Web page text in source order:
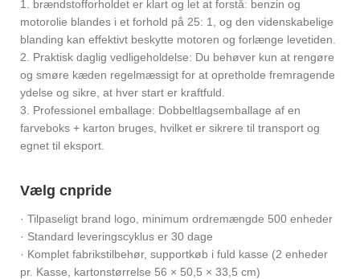
1. brændstofforholdet er klart og let at forstå: benzin og
motorolie blandes i et forhold på 25: 1, og den videnskabelige
blanding kan effektivt beskytte motoren og forlænge levetiden.
2. Praktisk daglig vedligeholdelse: Du behøver kun at rengøre
og smøre kæden regelmæssigt for at opretholde fremragende
ydelse og sikre, at hver start er kraftfuld.
3. Professionel emballage: Dobbeltlagsemballage af en
farveboks + karton bruges, hvilket er sikrere til transport og
egnet til eksport.
Vælg cnpride
· Tilpaseligt brand logo, minimum ordremængde 500 enheder
· Standard leveringscyklus er 30 dage
· Komplet fabrikstilbehør, supportkøb i fuld kasse (2 enheder
pr. Kasse, kartonstørrelse 56 × 50,5 × 33,5 cm)